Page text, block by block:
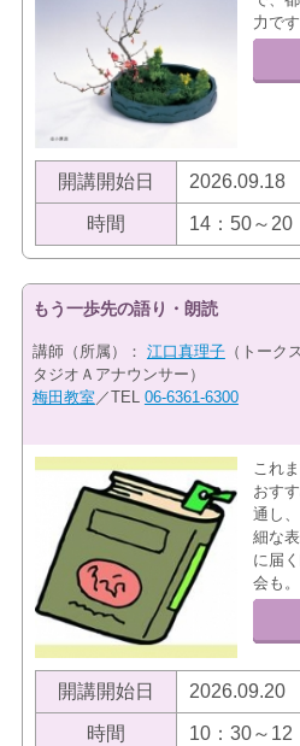
力で
開講開始日 2026.09.18
時間 14：50～20
もう一歩先の語り・朗読
講師（所属）： 江口真理子（トーク
タジオＡアナウンサー）
梅田教室 ／TEL 06-6361-6300
これ
おす
通し
細な
に届
会も。
開講開始日 2026.09.20
時間 10：30～12